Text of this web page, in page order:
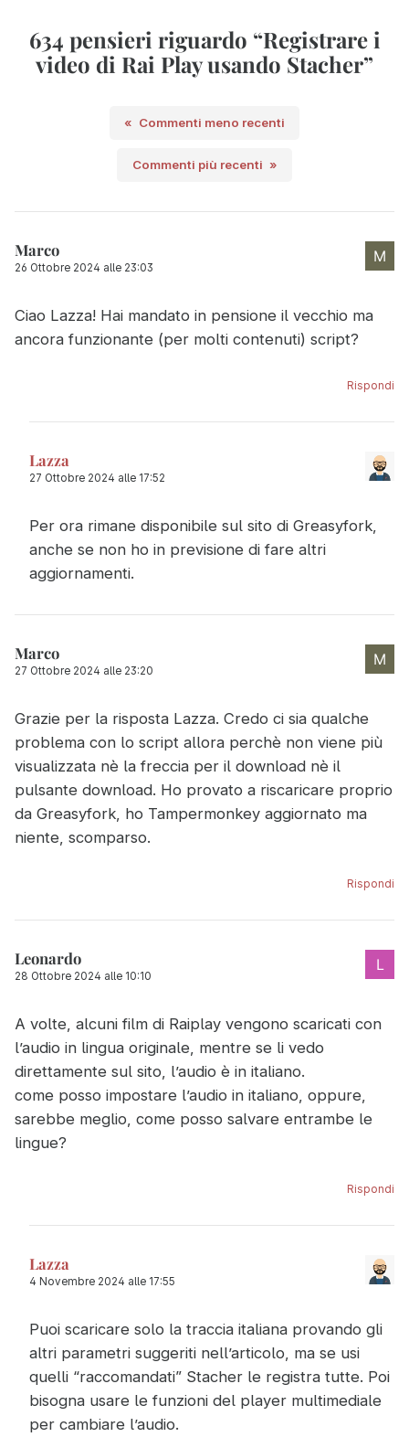
634 pensieri riguardo “Registrare i
video di Rai Play usando Stacher”
NavigazioneCommenti meno recenti
Commenti più recenti
Marco
26 Ottobre 2024 alle 23:03
Ciao Lazza! Hai mandato in pensione il vecchio ma
ancora funzionante (per molti contenuti) script?
Rispondi
Lazza
27 Ottobre 2024 alle 17:52
Per ora rimane disponibile sul sito di Greasyfork,
anche se non ho in previsione di fare altri
aggiornamenti.
Marco
27 Ottobre 2024 alle 23:20
Grazie per la risposta Lazza. Credo ci sia qualche
problema con lo script allora perchè non viene più
visualizzata nè la freccia per il download nè il
pulsante download. Ho provato a riscaricare proprio
da Greasyfork, ho Tampermonkey aggiornato ma
niente, scomparso.
Rispondi
Leonardo
28 Ottobre 2024 alle 10:10
A volte, alcuni film di Raiplay vengono scaricati con
l’audio in lingua originale, mentre se li vedo
direttamente sul sito, l’audio è in italiano.
come posso impostare l’audio in italiano, oppure,
sarebbe meglio, come posso salvare entrambe le
lingue?
Rispondi
Lazza
4 Novembre 2024 alle 17:55
Puoi scaricare solo la traccia italiana provando gli
altri parametri suggeriti nell’articolo, ma se usi
quelli “raccomandati” Stacher le registra tutte. Poi
bisogna usare le funzioni del player multimediale
per cambiare l’audio.